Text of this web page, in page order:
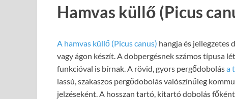
Hamvas küllő (Picus
A hamvas küllő (Picus canus) hangja és jellegzetes
vagy ágon készít. A dobpergésnek számos típusa
funkcióval is bírnak. A rövid, gyors pergődobolása
lassú, szakaszos pergődobolás valószínűleg
jelzéseként. A hosszan tartó, kitartó dobolás